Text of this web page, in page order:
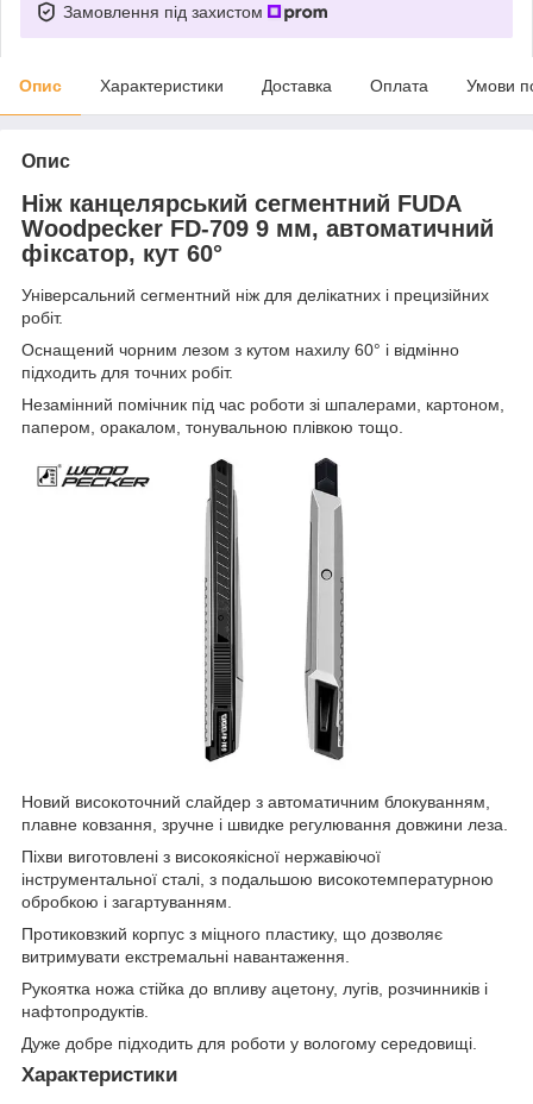
Замовлення під захистом
Опис Характеристики Доставка Оплата Умови
Опис
Ніж канцелярський сегментний FUDA
Woodpecker FD-709 9 мм, автоматичний
фіксатор, кут 60°
Універсальний сегментний ніж для делікатних і прецизійних
робіт.
Оснащений чорним лезом з кутом нахилу 60° і відмінно
підходить для точних робіт.
Незамінний помічник під час роботи зі шпалерами, картоном,
папером, оракалом, тонувальною плівкою тощо.
Новий високоточний слайдер з автоматичним блокуванням,
плавне ковзання, зручне і швидке регулювання довжини леза.
Піхви виготовлені з високоякісної нержавіючої
інструментальної сталі, з подальшою високотемпературною
обробкою і загартуванням.
Протиковзкий корпус з міцного пластику, що дозволяє
витримувати екстремальні навантаження.
Рукоятка ножа стійка до впливу ацетону, лугів, розчинників і
нафтопродуктів.
Дуже добре підходить для роботи у вологому середовищі.
Характеристики